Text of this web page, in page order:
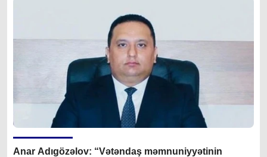
Anar Adıgözəlov: “Vətəndaş məmnuniyyətinin